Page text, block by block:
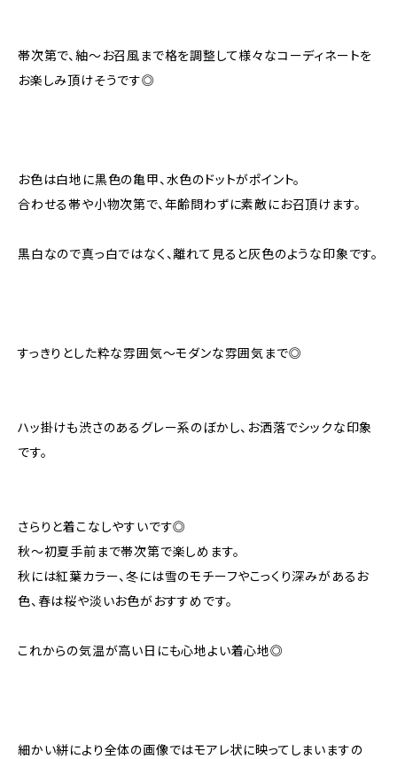
帯次第で、紬〜お召風まで格を調整して様々なコーディネートを
お楽しみ頂けそうです◎
お色は白地に黒色の亀甲、水色のドットがポイント。
合わせる帯や小物次第で、年齢問わずに素敵にお召頂けます。
黒白なので真っ白ではなく、離れて見ると灰色のような印象です。
すっきりとした粋な雰囲気〜モダンな雰囲気まで◎
ハッ掛けも渋さのあるグレー系のぼかし、お洒落でシックな印象
です。
さらりと着こなしやすいです◎
秋〜初夏手前まで帯次第で楽しめます。
秋には紅葉カラー、冬には雪のモチーフやこっくり深みがあるお
色、春は桜や淡いお色がおすすめです。
これからの気温が高い日にも心地よい着心地◎
細かい絣により全体の画像ではモアレ状に映ってしまいますの